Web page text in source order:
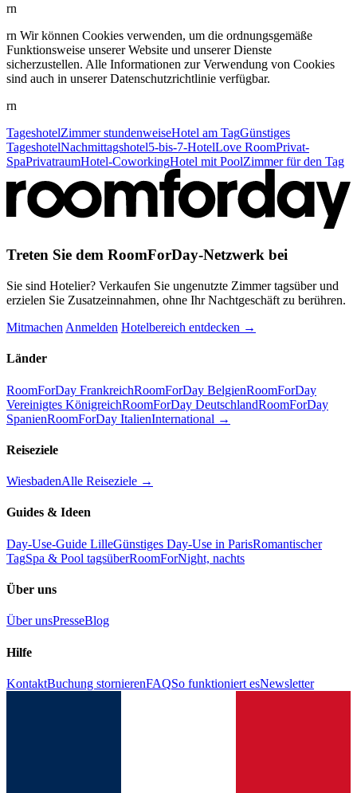
rn
rn Wir können Cookies verwenden, um die ordnungsgemäße
Funktionsweise unserer Website und unserer Dienste
sicherzustellen. Alle Informationen zur Verwendung von Cookies
sind auch in unserer Datenschutzrichtlinie verfügbar.
rn
TageshotelZimmer stundenweiseHotel am TagGünstiges
TageshotelNachmittagshotel5-bis-7-HotelLove RoomPrivat-
SpaPrivatraumHotel-CoworkingHotel mit PoolZimmer für den Tag
Treten Sie dem RoomForDay-Netzwerk bei
Sie sind Hotelier? Verkaufen Sie ungenutzte Zimmer tagsüber und
erzielen Sie Zusatzeinnahmen, ohne Ihr Nachtgeschäft zu berühren.
Mitmachen Anmelden Hotelbereich entdecken →
Länder
RoomForDay FrankreichRoomForDay BelgienRoomForDay
Vereinigtes KönigreichRoomForDay DeutschlandRoomForDay
SpanienRoomForDay ItalienInternational →
Reiseziele
WiesbadenAlle Reiseziele →
Guides & Ideen
Day-Use-Guide LilleGünstiges Day-Use in ParisRomantischer
TagSpa & Pool tagsüberRoomForNight, nachts
Über uns
Über unsPresseBlog
Hilfe
KontaktBuchung stornierenFAQSo funktioniert esNewsletter